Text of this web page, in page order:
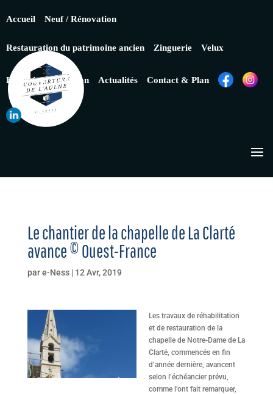
Accueil Neuf / Rénovation
Restauration du patrimoine ancien Zinguerie Velux
Extension Isolation Actualités Contact & Plan
Le chantier de la chapelle de La Clarté
avance © Ouest-France
pare-Ness| 12 Avr, 2019
Les travaux de réhabilitation
et de restauration de la
chapelle de Notre-Dame de La
Clarté, commencés en fin
d’année dernière, avancent
selon l’échéancier prévu,
comme l’ont fait remarquer,